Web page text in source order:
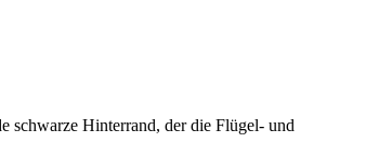
schwarze Hinterrand, der die Flügel- und